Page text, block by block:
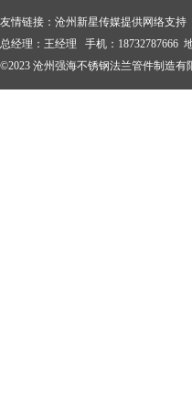
友情链接： 沧州新星传媒提供网络支持
总经理：王经理 手机：18732787666
©2023 沧州强海不锈钢法兰管件制造